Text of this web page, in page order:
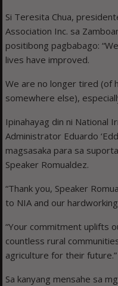
Si Teresita Chua,
Association Inc. sa
positibong pagbabago:
lives have improved.
We are no longer tired (of
somewhere else),
Ipinahayag din ni National
Administrator Eduardo
magsasaka para sa
Speaker Romualdez.
“Thank you, Speaker
to NIA and our
“Your commitment uplifts
countless rural
agriculture for their future.”
Sa kanyang mensahe sa